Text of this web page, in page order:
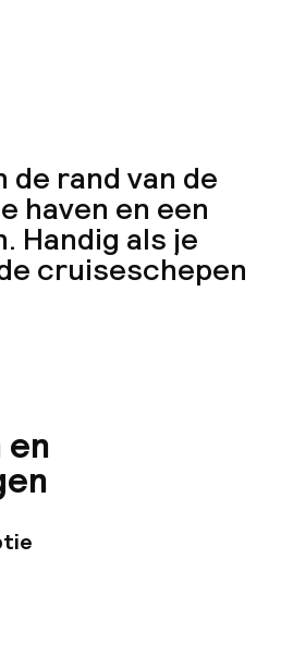
de rand van de
haven en een
Handig als je
cruiseschepen
door de
lichtdoorstroomde lobby
een prachtig uitzicht op
zowel een vredige,
een levendige
plaats op een van de
terwijl je wacht, of
drankje en een
de bar. Mocht je de
dan onze speciale